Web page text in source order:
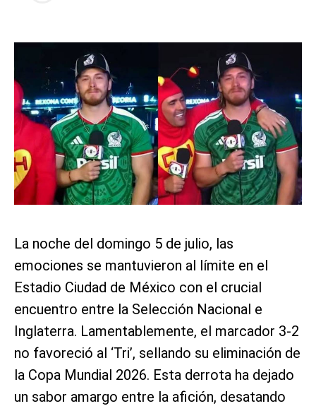
La noche del domingo 5 de julio, las
emociones se mantuvieron al límite en el
Estadio Ciudad de México con el crucial
encuentro entre la Selección Nacional e
Inglaterra. Lamentablemente, el marcador 3-2
no favoreció al ‘Tri’, sellando su eliminación de
la Copa Mundial 2026. Esta derrota ha dejado
un sabor amargo entre la afición, desatando